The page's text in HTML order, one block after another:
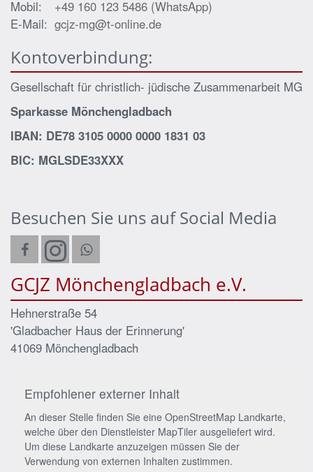
Mobil:
+49 160 123 5486 (WhatsApp)
E-Mail: gcjz-mg@t-online.de
Kontoverbindung:
Gesellschaft für christlich- jüdische Zusammenarbeit MG
Sparkasse Mönchengladbach
IBAN: DE78 3105 0000 0000 1831 03
BIC: MGLSDE33XXX
Besuchen Sie uns auf Social Media
GCJZ Mönchengladbach e.V.
Hehnerstraße 54
'Gladbacher Haus der Erinnerung'
41069 Mönchengladbach
Empfohlener externer Inhalt
An dieser Stelle finden Sie eine OpenStreetMap Landkarte,
welche über den Dienstleister MapTiler ausgeliefert wird.
Um diese Landkarte anzuzeigen müssen Sie der
Verwendung von externen Inhalten zustimmen.